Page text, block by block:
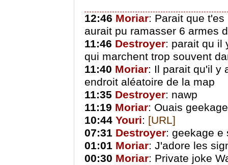
12:46 Moriar: Parait que
aurait pu ramasser 6 armes
11:46 Destroyer: parait qu il
qui marchent trop souvent
11:40 Moriar: Il parait qu'il y
endroit aléatoire de la map
11:35 Destroyer: nawp
11:19 Moriar: Ouais
10:44 Youri: [URL]
07:31 Destroyer: geekage e
01:01 Moriar: J'adore les
00:30 Moriar: Private joke